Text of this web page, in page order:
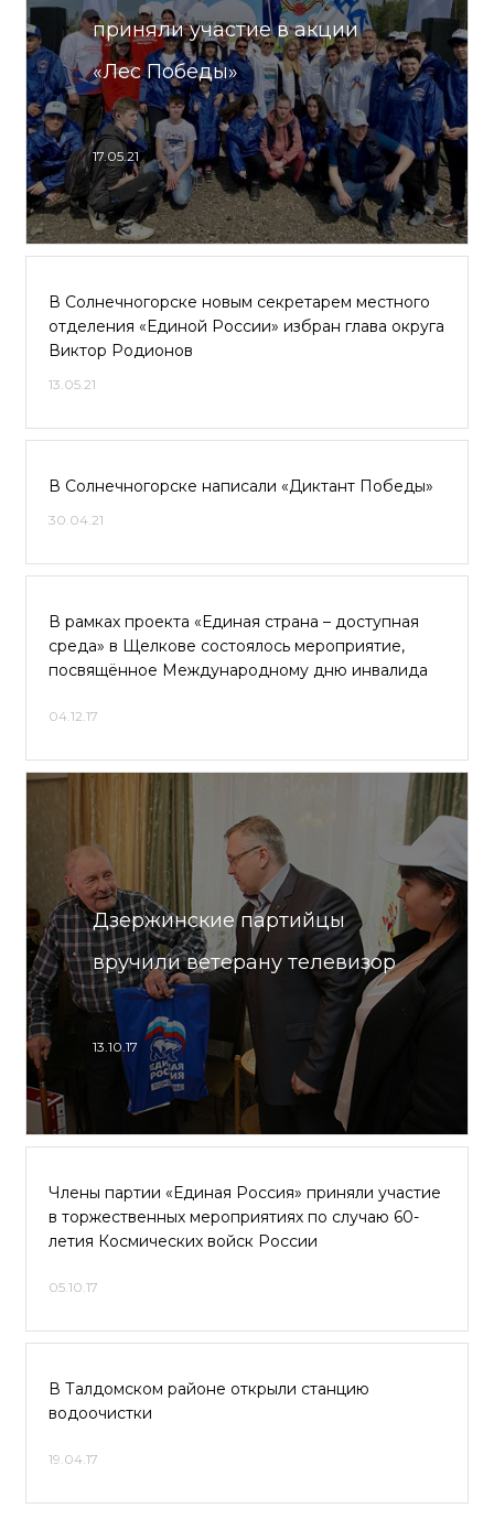
приняли участие в акции
«Лес Победы»
17.05.21
В Солнечногорске новым секретарем местного
отделения «Единой России» избран глава округа
Виктор Родионов
13.05.21
В Солнечногорске написали «Диктант Победы»
30.04.21
В рамках проекта «Единая страна – доступная
среда» в Щелкове состоялось мероприятие,
посвящённое Международному дню инвалида
04.12.17
Дзержинские партийцы
вручили ветерану телевизор
13.10.17
Члены партии «Единая Россия» приняли участие
в торжественных мероприятиях по случаю 60-
летия Космических войск России
05.10.17
В Талдомском районе открыли станцию
водоочистки
19.04.17